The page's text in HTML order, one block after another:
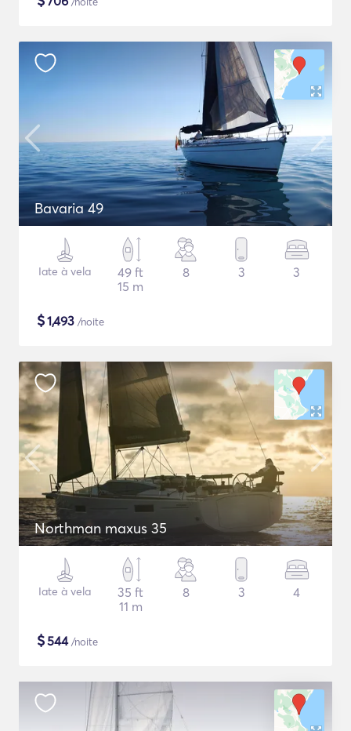
Bavaria 49
Iate à vela
49 ft
15 m
8 3 3
$1,493 /noite
Northman maxus 35
Iate à vela
35 ft
11 m
8 3 4
$544/noite